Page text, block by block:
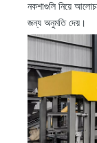
নকশাগুলি নিয়ে
জন্য অনুমতি দেয়।